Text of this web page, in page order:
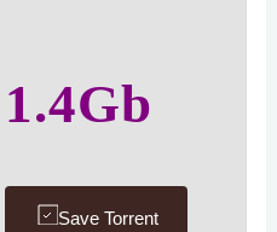
1.4Gb
Save Torrent